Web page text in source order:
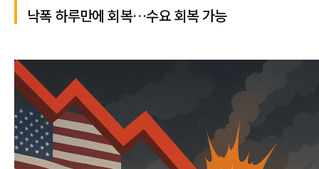
낙폭 하루만에 회복…수요 회복 가능